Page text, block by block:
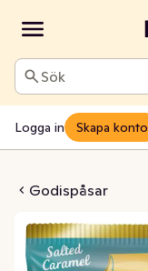
Sök
Logga in Skapa konto
Godispåsar
Salted Caramel